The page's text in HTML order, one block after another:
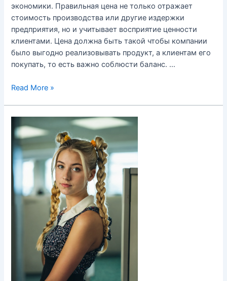
экономики. Правильная цена не только отражает
стоимость производства или другие издержки
предприятия, но и учитывает восприятие ценности
клиентами. Цена должна быть такой чтобы компании
было выгодно реализовывать продукт, а клиентам его
покупать, то есть важно соблюсти баланс. …
Правила
Read More »